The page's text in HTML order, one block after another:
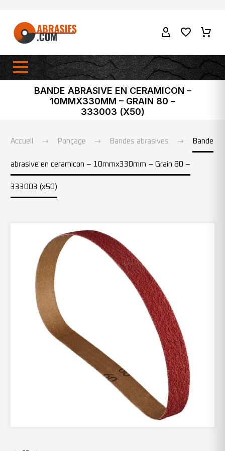
BANDE ABRASIVE EN CERAMICON –
10MMX330MM – GRAIN 80 –
333003 (X50)
Accueil Ponçage Bandes abrasives Bande
abrasive en ceramicon – 10mmx330mm – Grain 80 –
333003 (x50)